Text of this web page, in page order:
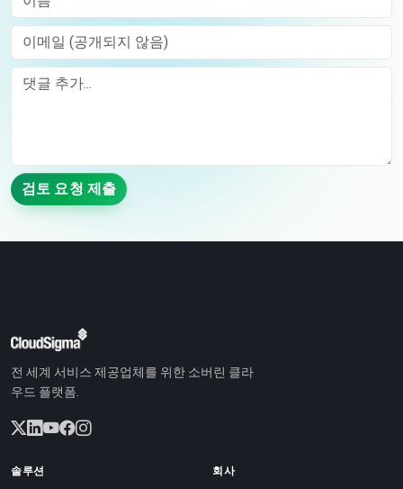
이메일 (공개되지 않음)
Comment
검토 요청 제출
전 세계 서비스 제공업체를 위한 소버린 클라
우드 플랫폼.
솔루션 회사